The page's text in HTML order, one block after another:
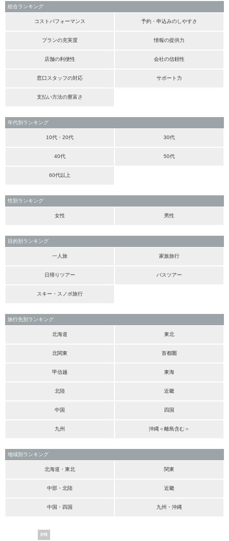
総合ランキング
コストパフォーマンス 予約・申込みのしやすさ
プランの充実度 情報の提供力
店舗の利便性 会社の信頼性
窓口スタッフの対応 サポート力
支払い方法の豊富さ
年代別ランキング
10代・20代 30代
40代 50代
60代以上
性別ランキング
女性 男性
目的別ランキング
一人旅 家族旅行
日帰りツアー バスツアー
スキー・スノボ旅行
旅行先別ランキング
北海道 東北
北関東 首都圏
甲信越 東海
北陸 近畿
中国 四国
九州 沖縄＜離島含む＞
地域別ランキング
北海道・東北 関東
中部・北陸 近畿
中国・四国 九州・沖縄
PR